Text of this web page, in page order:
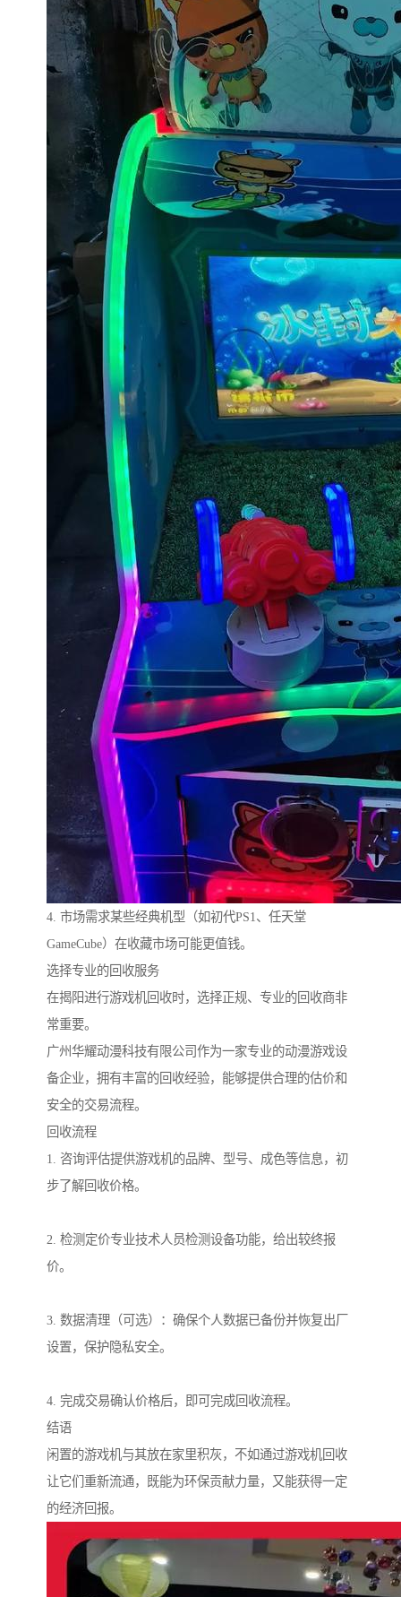
4. 市场需求某些经典机型（如初代PS1、任天堂
GameCube）在收藏市场可能更值钱。
选择专业的回收服务
在揭阳进行游戏机回收时，选择正规、专业的回收商非
常重要。
广州华耀动漫科技有限公司作为一家专业的动漫游戏设
备企业，拥有丰富的回收经验，能够提供合理的估价和
安全的交易流程。
回收流程
1. 咨询评估提供游戏机的品牌、型号、成色等信息，初
步了解回收价格。
2. 检测定价专业技术人员检测设备功能，给出较终报
价。
3. 数据清理（可选）：确保个人数据已备份并恢复出厂
设置，保护隐私安全。
4. 完成交易确认价格后，即可完成回收流程。
结语
闲置的游戏机与其放在家里积灰，不如通过游戏机回收
让它们重新流通，既能为环保贡献力量，又能获得一定
的经济回报。